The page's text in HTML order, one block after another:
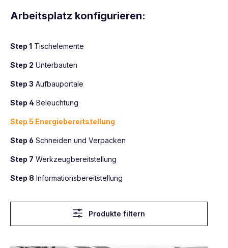
Arbeitsplatz konfigurieren:
Step 1 Tischelemente
Step 2 Unterbauten
Step 3 Aufbauportale
Step 4 Beleuchtung
Step 5 Energiebereitstellung
Step 6 Schneiden und Verpacken
Step 7 Werkzeugbereitstellung
Step 8 Informationsbereitstellung
Produkte filtern